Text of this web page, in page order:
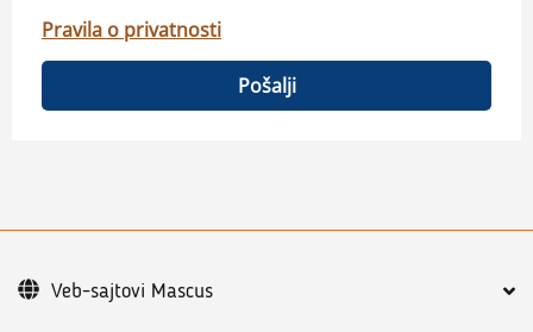
Pravila o privatnosti
Pošalji
Veb-sajtovi Mascus